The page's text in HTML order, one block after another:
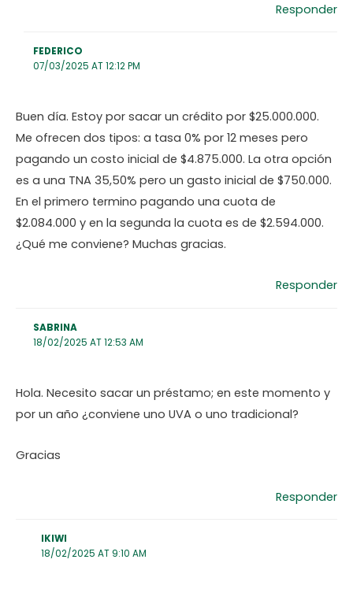
Responder
FEDERICO
07/03/2025 AT 12:12 PM
Buen día. Estoy por sacar un crédito por $25.000.000.
Me ofrecen dos tipos: a tasa 0% por 12 meses pero
pagando un costo inicial de $4.875.000. La otra opción
es a una TNA 35,50% pero un gasto inicial de $750.000.
En el primero termino pagando una cuota de
$2.084.000 y en la segunda la cuota es de $2.594.000.
¿Qué me conviene? Muchas gracias.
Responder
SABRINA
18/02/2025 AT 12:53 AM
Hola. Necesito sacar un préstamo; en este momento y
por un año ¿conviene uno UVA o uno tradicional?
Gracias
Responder
IKIWI
18/02/2025 AT 9:10 AM